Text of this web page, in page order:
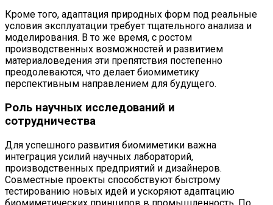
Кроме того, адаптация природных форм под реальные
условия эксплуатации требует тщательного анализа и
моделирования. В то же время, с ростом
производственных возможностей и развитием
материаловедения эти препятствия постепенно
преодолеваются, что делает биомиметику
перспективным направлением для будущего.
Роль научных исследований и
сотрудничества
Для успешного развития биомиметики важна
интеграция усилий научных лабораторий,
производственных предприятий и дизайнеров.
Совместные проекты способствуют быстрому
тестированию новых идей и ускоряют адаптацию
биомиметических принципов в промышленность. По